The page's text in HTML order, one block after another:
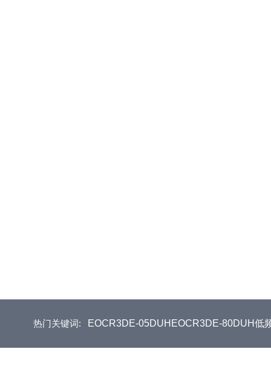
热门关键词: EOCR3DE-05DUHEOCR3DE-80DUH低